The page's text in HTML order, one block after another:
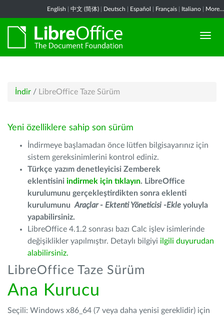
English 中文 (简体) Deutsch Español Français Italiano More...
İndir / LibreOffice Taze Sürüm
Yeni özelliklere sahip son sürüm
İndirmeye başlamadan önce lütfen bilgisayarınız için
sistem gereksinimlerini kontrol ediniz.
Türkçe yazım denetleyicisi Zemberek
eklentisini indirmek için tıklayın. LibreOffice
kurulumunu gerçekleştirdikten sonra eklenti
kurulumunu Araçlar - Ektenti Yöneticisi -Ekle yoluyla
yapabilirsiniz.
LibreOffice 4.1.2 sonrası bazı Calc işlev isimlerinde
değişiklikler yapılmıştır. Detaylı bilgiyi ilgili duyurudan
alabilirsiniz.
LibreOffice Taze Sürüm
Ana Kurucu
Seçili: Windows x86_64 (7 veya daha yenisi gereklidir) için